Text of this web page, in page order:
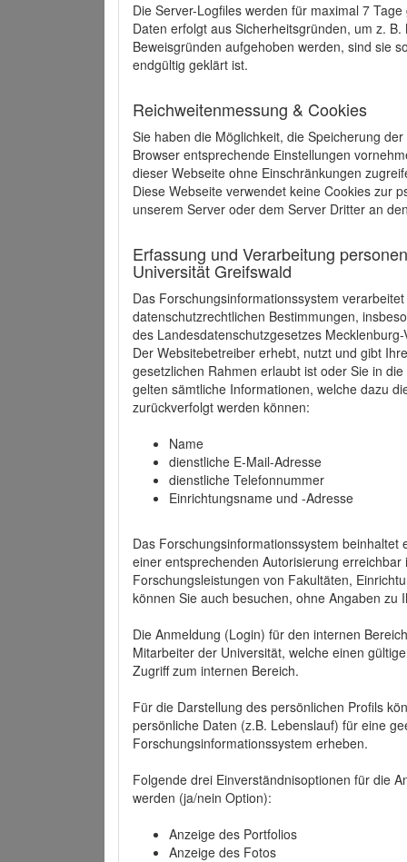
Die Server-Logfiles werden für maximal 7
Daten erfolgt aus Sicherheitsgründen, um z.
Beweisgründen aufgehoben werden, sind sie
endgültig geklärt ist.
Reichweitenmessung & Cookies
Sie haben die Möglichkeit, die Speicherung
Browser entsprechende Einstellungen
dieser Webseite ohne Einschränkungen
Diese Webseite verwendet keine Cookies zur
unserem Server oder dem Server Dritter an
Erfassung und Verarbeitung
Universität Greifswald
Das Forschungsinformationssystem
datenschutzrechtlichen Bestimmungen,
des Landesdatenschutzgesetzes
Der Websitebetreiber erhebt, nutzt und gibt
gesetzlichen Rahmen erlaubt ist oder Sie in
gelten sämtliche Informationen, welche dazu
zurückverfolgt werden können:
Name
dienstliche E-Mail-Adresse
dienstliche Telefonnummer
Einrichtungsname und -Adresse
Das Forschungsinformationssystem beinhaltet
einer entsprechenden Autorisierung
Forschungsleistungen von Fakultäten,
können Sie auch besuchen, ohne Angaben zu
Die Anmeldung (Login) für den internen
Mitarbeiter der Universität, welche einen
Zugriff zum internen Bereich.
Für die Darstellung des persönlichen Profils
persönliche Daten (z.B. Lebenslauf) für eine
Forschungsinformationssystem erheben.
Folgende drei Einverständnisoptionen für die
werden (ja/nein Option):
Anzeige des Portfolios
Anzeige des Fotos